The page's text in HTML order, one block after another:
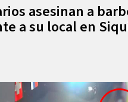
asesinan a
a su local en